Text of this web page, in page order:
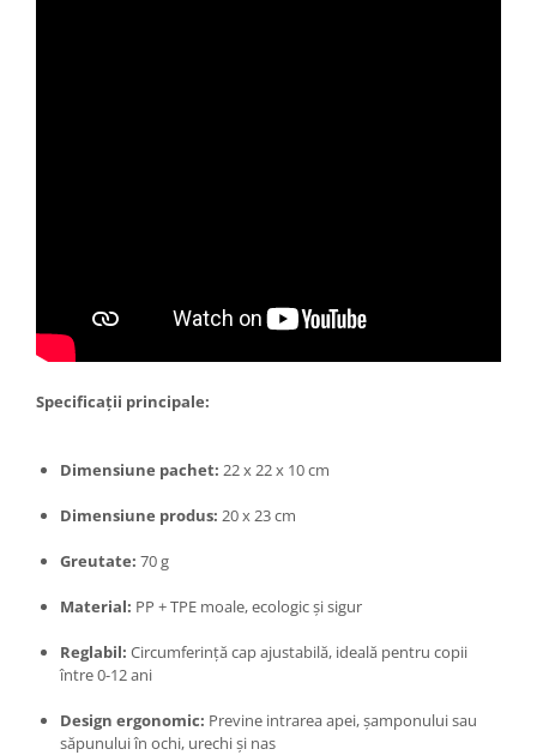
Masini batut stalpi si accesorii
Roabe & accesorii
Casute gradina si cutii depozitare
Corturi, Prelate si plase de
Lopeti zapada
Zdrobitoare si teascuri
Teascuri
Zdrobitoare electrice & manuale
Masini de cusut si accesorii
Specificații principale:
Dimensiune pachet: 22 x 22 x 10 cm
Dimensiune produs: 20 x 23 cm
Greutate: 70 g
Material: PP + TPE moale, ecologic și sigur
Reglabil: Circumferință cap ajustabilă, ideală pentru copii
între 0-12 ani
Design ergonomic: Previne intrarea apei, șamponului sau
săpunului în ochi, urechi și nas